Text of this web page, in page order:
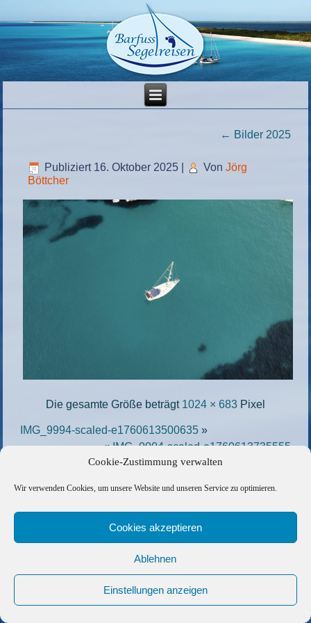
Cookie-Zustimmung verwalten
Wir verwenden Cookies, um unsere Website und unseren Service zu optimieren.
Cookies akzeptieren
Ablehnen
Einstellungen anzeigen
← Bilder 2025
Publiziert 16. Oktober 2025 Von Jörg
Böttcher
Die gesamte Größe beträgt 1024 × 683 Pixel
IMG_9994-scaled-e1760613500635 »
«IMG_0004-scaled-e1760613735555
Copyright © 2026 Barfuss Segelreisen GmbH
Kontakt|Impressum|Datenschutz|Cookie-Richtlinie|
AGB|Befreundete Links